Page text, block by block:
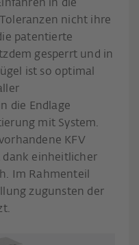
in die
nicht ihre
patentierte
gesperrt und in
ist so optimal
die Endlage
mit System.
KFV
dank einheitlicher
Im Rahmenteil
zugunsten der